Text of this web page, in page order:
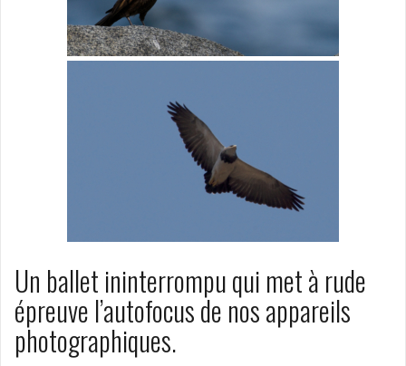
Un ballet ininterrompu qui met à rude
épreuve l’autofocus de nos appareils
photographiques.